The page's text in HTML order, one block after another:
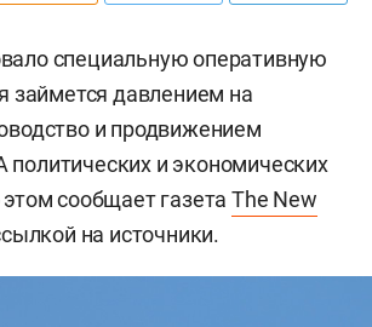
специальную оперативную
займется давлением на
и продвижением
и экономических
сообщает газета The New
на источники.